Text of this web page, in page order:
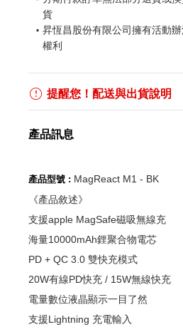
貨
昇恆昌股份有限公司擁有活動
權利
提醒您！配送與出貨說明
產品訊息
產品型號 : MagReact M1 - BK
《產品敘述》
支援apple MagSafe磁吸無線充
海量10000mAh鋰聚合物電芯
PD + QC 3.0 雙快充模式
20W有線PD快充 / 15W無線快充
電量數位液晶顯示一目了然
支援Lightning 充電輸入